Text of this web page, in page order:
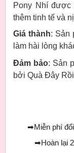
Pony Nhí được
thêm tinh tế và
Giá thành: Sản
làm hài lòng
Đảm bảo: Sản
bởi Quà Đây
➡Miễn phí
➡Hoàn lại